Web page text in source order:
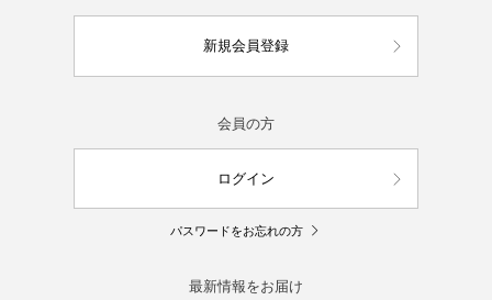
新規会員登録
会員の方
ログイン
パスワードをお忘れの方
最新情報をお届け